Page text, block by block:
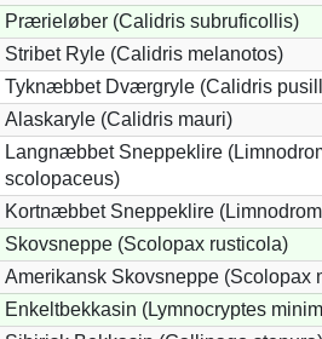
Prærieløber (Calidris subruficollis)
Stribet Ryle (Calidris melanotos)
Tyknæbbet Dværgryle (Calidris
Alaskaryle (Calidris mauri)
Langnæbbet Sneppeklire
scolopaceus)
Kortnæbbet Sneppeklire
Skovsneppe (Scolopax rusticola)
Amerikansk Skovsneppe (Scolopax
Enkeltbekkasin (Lymnocryptes